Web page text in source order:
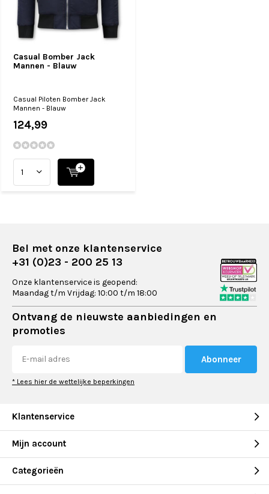
Casual Bomber Jack
Mannen - Blauw
Casual Piloten Bomber Jack
Mannen - Blauw
124,99
Bel met onze klantenservice
+31 (0)23 - 200 25 13
Onze klantenservice is geopend:
Maandag t/m Vrijdag: 10:00 t/m 18:00
Ontvang de nieuwste aanbiedingen en
promoties
Abonneer
* Lees hier de wettelijke beperkingen
Klantenservice
Mijn account
Categorieën